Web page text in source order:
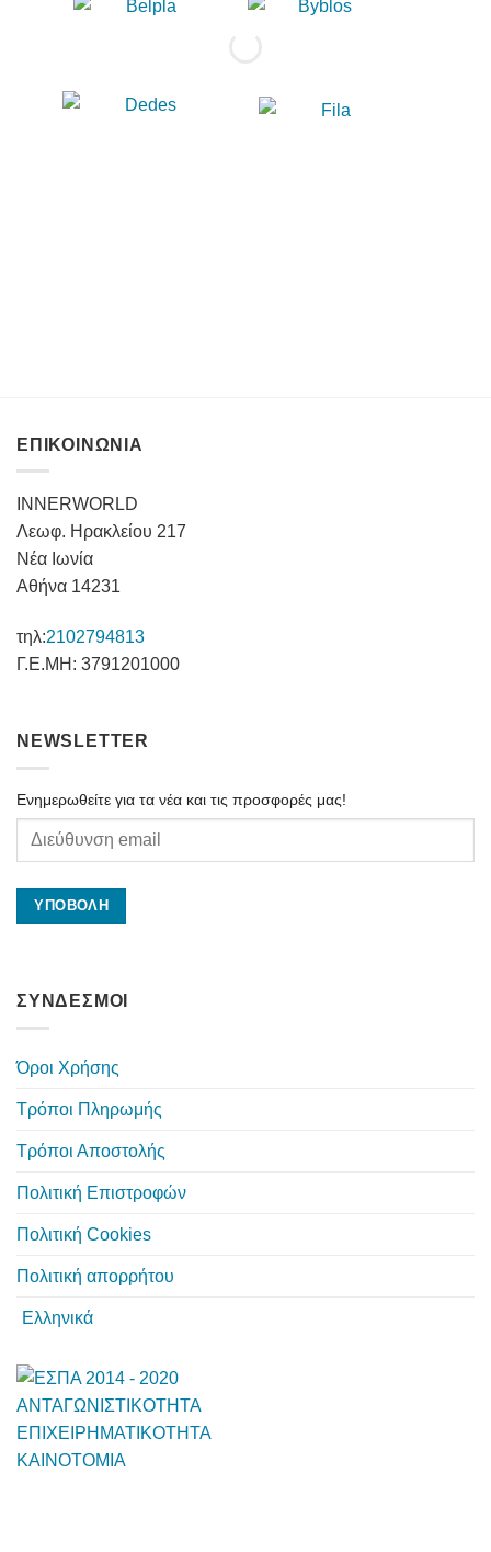
ΕΠΙΚΟΙΝΩΝΙΑ
INNERWORLD
Λεωφ. Ηρακλείου 217
Νέα Ιωνία
Αθήνα 14231
τηλ:2102794813
Γ.Ε.ΜΗ: 3791201000
NEWSLETTER
Ενημερωθείτε για τα νέα και τις προσφορές μας!
ΣΥΝΔΕΣΜΟΙ
Όροι Χρήσης
Τρόποι Πληρωμής
Τρόποι Αποστολής
Πολιτική Επιστροφών
Πολιτική Cookies
Πολιτική απορρήτου
Ελληνικά